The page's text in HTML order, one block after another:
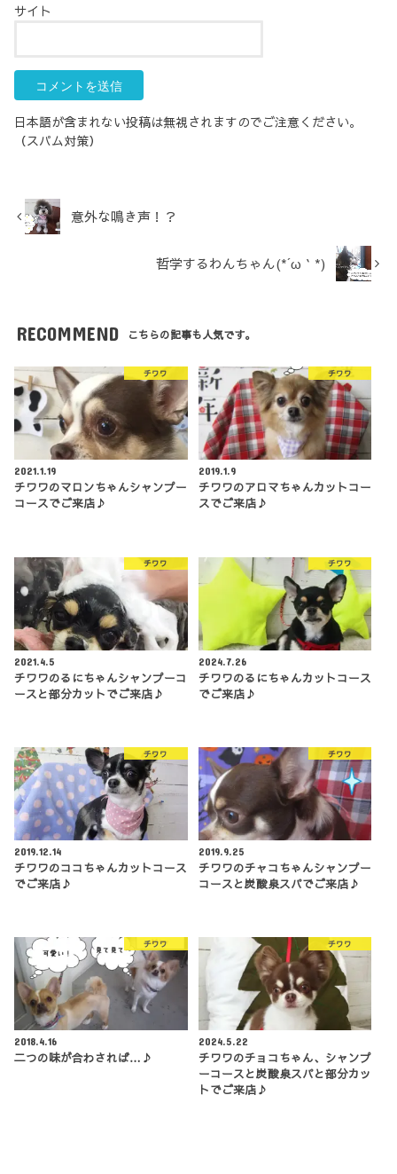
サイト
日本語が含まれない投稿は無視されますのでご注意ください。
（スパム対策）
意外な鳴き声！？
哲学するわんちゃん(*´ω｀*)
RECOMMEND こちらの記事も人気です。
チワワ
2021.1.19
チワワのマロンちゃんシャンプー
コースでご来店♪
チワワ
2019.1.9
チワワのアロマちゃんカットコー
スでご来店♪
チワワ
2021.4.5
チワワのるにちゃんシャンプーコ
ースと部分カットでご来店♪
チワワ
2024.7.26
チワワのるにちゃんカットコース
でご来店♪
チワワ
2019.12.14
チワワのココちゃんカットコース
でご来店♪
チワワ
2019.9.25
チワワのチャコちゃんシャンプー
コースと炭酸泉スパでご来店♪
チワワ
2018.4.16
二つの味が合わされば…♪
チワワ
2024.5.22
チワワのチョコちゃん、シャンプ
ーコースと炭酸泉スパと部分カッ
トでご来店♪